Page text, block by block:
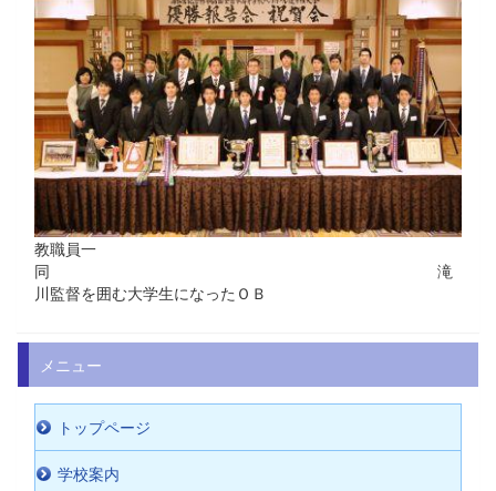
教職員一
同 滝
川監督を囲む大学生になったＯＢ
メニュー
トップページ
学校案内